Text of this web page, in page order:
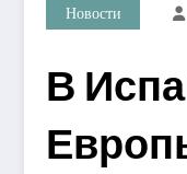
Новости
В